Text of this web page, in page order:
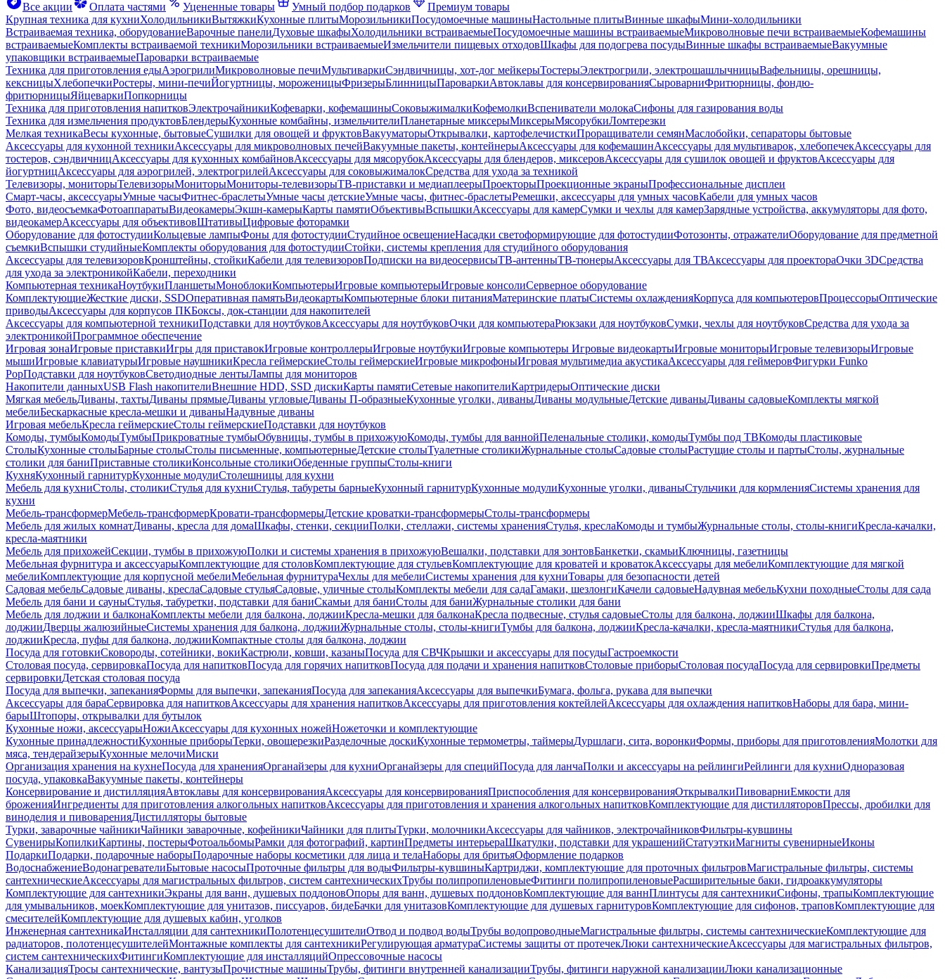
Все акции
Оплата частями Уцененные товары Умный подбор подарков
Премиум товары
Крупная техника для кухниХолодильникиВытяжкиКухонные плитыМорозильникиПосудомоечные машиныНастольные плитыВинные шкафыМини-холодильники
Встраиваемая техника, оборудованиеВарочные панелиДуховые шкафыХолодильники встраиваемыеПосудомоечные машины встраиваемыеМикроволновые печи встраиваемыеКофемашины
встраиваемыеКомплекты встраиваемой техникиМорозильники встраиваемыеИзмельчители пищевых отходовШкафы для подогрева посудыВинные шкафы встраиваемыеВакуумные
упаковщики встраиваемыеПароварки встраиваемые
Техника для приготовления едыАэрогрилиМикроволновые печиМультиваркиСэндвичницы, хот-дог мейкерыТостерыЭлектрогрили, электрошашлычницыВафельницы, орешницы,
кексницыХлебопечкиРостеры, мини-печиЙогуртницы, мороженицыФризерыБлинницыПароваркиАвтоклавы для консервированияСыроварниФритюрницы, фондю-
фритюрницыЯйцеваркиПопкорницы
Техника для приготовления напитковЭлектрочайникиКофеварки, кофемашиныСоковыжималкиКофемолкиВспениватели молокаСифоны для газирования воды
Техника для измельчения продуктовБлендерыКухонные комбайны, измельчителиПланетарные миксерыМиксерыМясорубкиЛомтерезки
Мелкая техникаВесы кухонные, бытовыеСушилки для овощей и фруктовВакууматорыОткрывалки, картофелечисткиПроращиватели семянМаслобойки, сепараторы бытовые
Аксессуары для кухонной техникиАксессуары для микроволновых печейВакуумные пакеты, контейнерыАксессуары для кофемашинАксессуары для мультиварок, хлебопечекАксессуары для
тостеров, сэндвичницАксессуары для кухонных комбайновАксессуары для мясорубокАксессуары для блендеров, миксеровАксессуары для сушилок овощей и фруктовАксессуары для
йогуртницАксессуары для аэрогрилей, электрогрилейАксессуары для соковыжималокСредства для ухода за техникой
Телевизоры, мониторыТелевизорыМониторыМониторы-телевизорыТВ-приставки и медиаплеерыПроекторыПроекционные экраныПрофессиональные дисплеи
Смарт-часы, аксессуарыУмные часыФитнес-браслетыУмные часы детскиеУмные часы, фитнес-браслетыРемешки, аксессуары для умных часовКабели для умных часов
Фото, видеосъемкаФотоаппаратыВидеокамерыЭкшн-камерыКарты памятиОбъективыВспышкиАксессуары для камерСумки и чехлы для камерЗарядные устройства, аккумуляторы для фото,
видеокамерАксессуары для объективовШтативыЦифровые фоторамки
Оборудование для фотостудииКольцевые лампыФоны для фотостудииСтудийное освещениеНасадки светоформирующие для фотостудииФотозонты, отражателиОборудование для предметной
съемкиВспышки студийныеКомплекты оборудования для фотостудииСтойки, системы крепления для студийного оборудования
Аксессуары для телевизоровКронштейны, стойкиКабели для телевизоровПодписки на видеосервисыТВ-антенныТВ-тюнерыАксессуары для ТВАксессуары для проектораОчки 3DСредства
для ухода за электроникойКабели, переходники
Компьютерная техникаНоутбукиПланшетыМоноблокиКомпьютерыИгровые компьютерыИгровые консолиСерверное оборудование
КомплектующиеЖесткие диски, SSDОперативная памятьВидеокартыКомпьютерные блоки питанияМатеринские платыСистемы охлажденияКорпуса для компьютеровПроцессорыОптические
приводыАксессуары для корпусов ПКБоксы, док-станции для накопителей
Аксессуары для компьютерной техникиПодставки для ноутбуковАксессуары для ноутбуковОчки для компьютераРюкзаки для ноутбуковСумки, чехлы для ноутбуковСредства для ухода за
электроникойПрограммное обеспечение
Игровая зонаИгровые приставкиИгры для приставокИгровые контроллерыИгровые ноутбукиИгровые компьютеры Игровые видеокартыИгровые мониторыИгровые телевизорыИгровые
мышиИгровые клавиатурыИгровые наушникиКресла геймерскиеСтолы геймерскиеИгровые микрофоныИгровая мультимедиа акустикаАксессуары для геймеровФигурки Funko
PopПодставки для ноутбуковСветодиодные лентыЛампы для мониторов
Накопители данныхUSB Flash накопителиВнешние HDD, SSD дискиКарты памятиСетевые накопителиКартридерыОптические диски
Мягкая мебельДиваны, тахтыДиваны прямыеДиваны угловыеДиваны П-образныеКухонные уголки, диваныДиваны модульныеДетские диваныДиваны садовыеКомплекты мягкой
мебелиБескаркасные кресла-мешки и диваныНадувные диваны
Игровая мебельКресла геймерскиеСтолы геймерскиеПодставки для ноутбуков
Комоды, тумбыКомодыТумбыПрикроватные тумбыОбувницы, тумбы в прихожуюКомоды, тумбы для ваннойПеленальные столики, комодыТумбы под ТВКомоды пластиковые
СтолыКухонные столыБарные столыСтолы письменные, компьютерныеДетские столыТуалетные столикиЖурнальные столыСадовые столыРастущие столы и партыСтолы, журнальные
столики для баниПриставные столикиКонсольные столикиОбеденные группыСтолы-книги
КухняКухонный гарнитурКухонные модулиСтолешницы для кухни
Мебель для кухниСтолы, столикиСтулья для кухниСтулья, табуреты барныеКухонный гарнитурКухонные модулиКухонные уголки, диваныСтульчики для кормленияСистемы хранения для
кухни
Мебель-трансформерМебель-трансформерКровати-трансформерыДетские кроватки-трансформерыСтолы-трансформеры
Мебель для жилых комнатДиваны, кресла для домаШкафы, стенки, секцииПолки, стеллажи, системы храненияСтулья, креслаКомоды и тумбыЖурнальные столы, столы-книгиКресла-качалки,
кресла-маятники
Мебель для прихожейСекции, тумбы в прихожуюПолки и системы хранения в прихожуюВешалки, подставки для зонтовБанкетки, скамьиКлючницы, газетницы
Мебельная фурнитура и аксессуарыКомплектующие для столовКомплектующие для стульевКомплектующие для кроватей и кроватокАксессуары для мебелиКомплектующие для мягкой
мебелиКомплектующие для корпусной мебелиМебельная фурнитураЧехлы для мебелиСистемы хранения для кухниТовары для безопасности детей
Садовая мебельСадовые диваны, креслаСадовые стульяСадовые, уличные столыКомплекты мебели для садаГамаки, шезлонгиКачели садовыеНадувная мебельКухни походныеСтолы для сада
Мебель для бани и сауныСтулья, табуретки, подставки для баниСкамьи для баниСтолы для баниЖурнальные столики для бани
Мебель для лоджии и балконаКомплекты мебели для балкона, лоджииКресла-мешки для балконаКресла подвесные, стулья садовыеСтолы для балкона, лоджииШкафы для балкона,
лоджииДверцы жалюзийныеСистемы хранения для балкона, лоджииЖурнальные столы, столы-книгиТумбы для балкона, лоджииКресла-качалки, кресла-маятникиСтулья для балкона,
лоджииКресла, пуфы для балкона, лоджииКомпактные столы для балкона, лоджии
Посуда для готовкиСковороды, сотейники, вокиКастрюли, ковши, казаныПосуда для СВЧКрышки и аксессуары для посудыГастроемкости
Столовая посуда, сервировкаПосуда для напитковПосуда для горячих напитковПосуда для подачи и хранения напитковСтоловые приборыСтоловая посудаПосуда для сервировкиПредметы
сервировкиДетская столовая посуда
Посуда для выпечки, запеканияФормы для выпечки, запеканияПосуда для запеканияАксессуары для выпечкиБумага, фольга, рукава для выпечки
Аксессуары для бараСервировка для напитковАксессуары для хранения напитковАксессуары для приготовления коктейлейАксессуары для охлаждения напитковНаборы для бара, мини-
барыШтопоры, открывалки для бутылок
Кухонные ножи, аксессуарыНожиАксессуары для кухонных ножейНожеточки и комплектующие
Кухонные принадлежностиКухонные приборыТерки, овощерезкиРазделочные доскиКухонные термометры, таймерыДуршлаги, сита, воронкиФормы, приборы для приготовленияМолотки для
мяса, тендерайзерыКухонные мелочиМиски
Организация хранения на кухнеПосуда для храненияОрганайзеры для кухниОрганайзеры для специйПосуда для ланчаПолки и аксессуары на рейлингиРейлинги для кухниОдноразовая
посуда, упаковкаВакуумные пакеты, контейнеры
Консервирование и дистилляцияАвтоклавы для консервированияАксессуары для консервированияПриспособления для консервированияОткрывалкиПивоварниЕмкости для
броженияИнгредиенты для приготовления алкогольных напитковАксессуары для приготовления и хранения алкогольных напитковКомплектующие для дистилляторовПрессы, дробилки для
виноделия и пивоваренияДистилляторы бытовые
Турки, заварочные чайникиЧайники заварочные, кофейникиЧайники для плитыТурки, молочникиАксессуары для чайников, электрочайниковФильтры-кувшины
СувенирыКопилкиКартины, постерыФотоальбомыРамки для фотографий, картинПредметы интерьераШкатулки, подставки для украшенийСтатуэткиМагниты сувенирныеИконы
ПодаркиПодарки, подарочные наборыПодарочные наборы косметики для лица и телаНаборы для бритьяОформление подарков
ВодоснабжениеВодонагревателиБытовые насосыПроточные фильтры для водыФильтры-кувшиныКартриджи, комплектующие для проточных фильтровМагистральные фильтры, системы
сантехническиеАксессуары для магистральных фильтров, систем сантехническихТрубы полипропиленовыеФитинги полипропиленовыеРасширительные баки, гидроаккумуляторы
Комплектующие для сантехникиЭкраны для ванн, душевых поддоновОпоры для ванн, душевых поддоновКомплектующие для ваннПлинтусы для сантехникиСифоны, трапыКомплектующие
для умывальников, моекКомплектующие для унитазов, писсуаров, бидеБачки для унитазовКомплектующие для душевых гарнитуровКомплектующие для сифонов, траповКомплектующие для
смесителейКомплектующие для душевых кабин, уголков
Инженерная сантехникаИнсталляции для сантехникиПолотенцесушителиОтвод и подвод водыТрубы водопроводныеМагистральные фильтры, системы сантехническиеКомплектующие для
радиаторов, полотенцесушителейМонтажные комплекты для сантехникиРегулирующая арматураСистемы защиты от протечекЛюки сантехническиеАксессуары для магистральных фильтров,
систем сантехническихФитингиКомплектующие для инсталляцийОпрессовочные насосы
КанализацияТросы сантехнические, вантузыПрочистные машиныТрубы, фитинги внутренней канализацииТрубы, фитинги наружной канализацииЛюки канализационные